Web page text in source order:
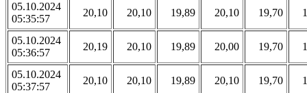
05.10.2024
05:35:57
20,10 20,10 19,89 20,10 19,70
05.10.2024
05:36:57
20,19 20,10 19,89 20,00 19,70
05.10.2024
05:37:57
20,10 20,10 19,89 20,10 19,70